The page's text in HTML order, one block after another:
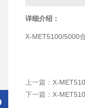
详细介绍：
X-MET5100/5000
上一篇： X-
下一篇： X-